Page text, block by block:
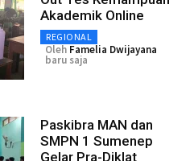
Akademik Online
REGIONAL
Oleh Famelia Dwijayana
baru saja
Paskibra MAN dan
SMPN 1 Sumenep
Gelar Pra-Diklat